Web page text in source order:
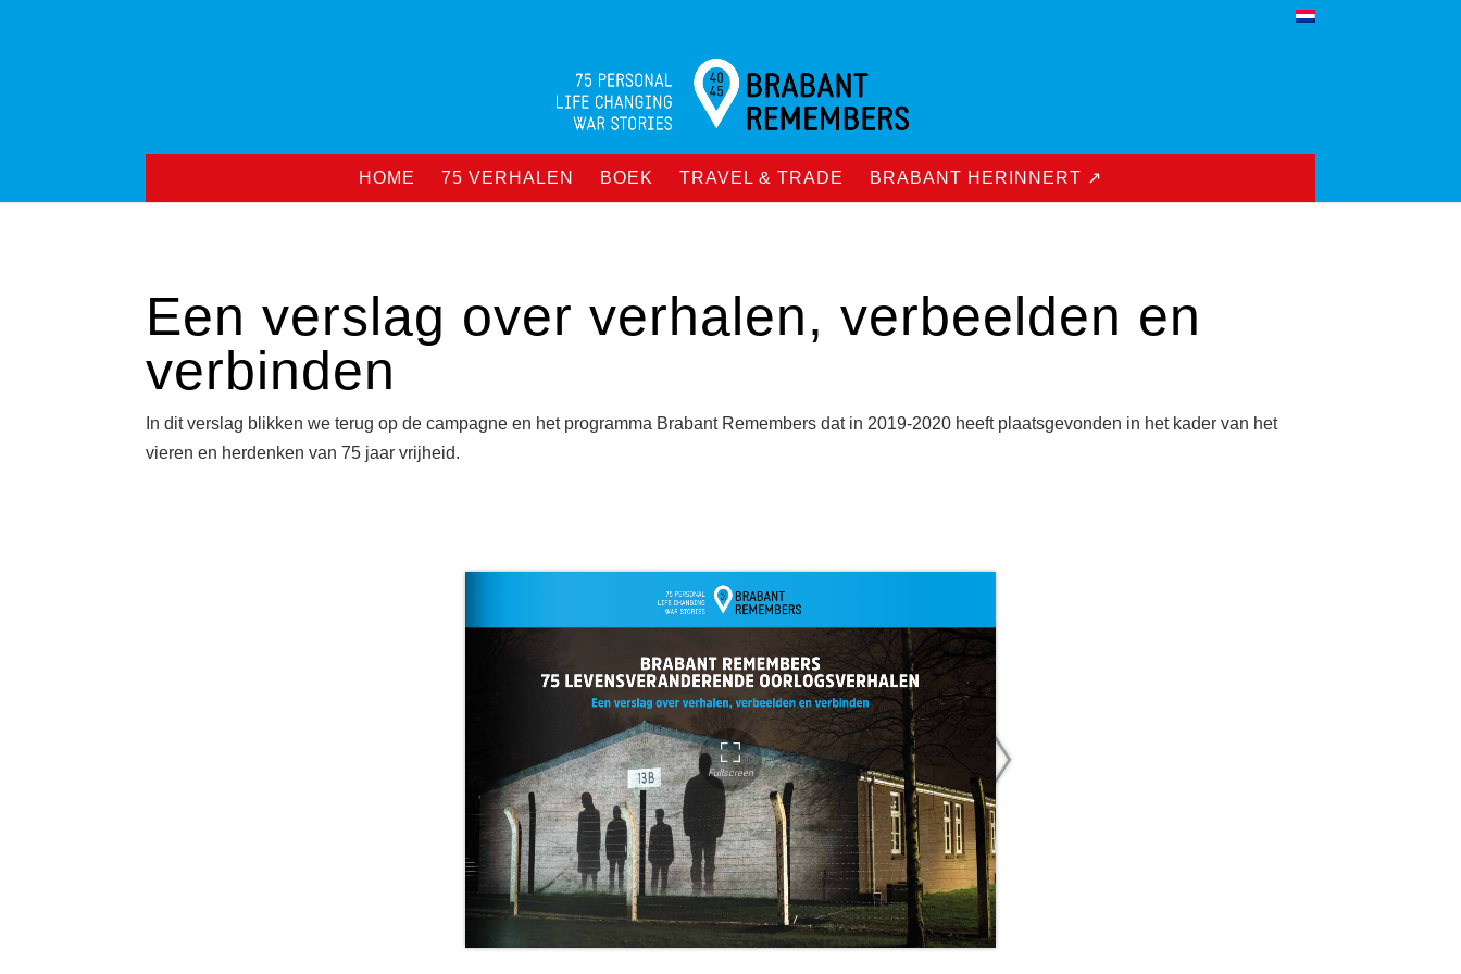
HOME 75 VERHALEN BOEK TRAVEL & TRADE BRABANT HERINNERT ↗
Een verslag over verhalen, verbeelden en
verbinden
In dit verslag blikken we terug op de campagne en het programma Brabant Remembers dat in 2019-2020 heeft plaatsgevonden in het kader van het
vieren en herdenken van 75 jaar vrijheid.